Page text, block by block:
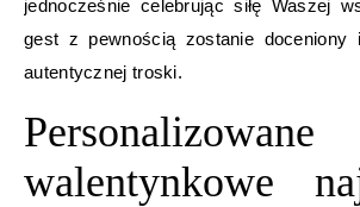
jednocześnie celebrując siłę Waszej
gest z pewnością zostanie doceniony
autentycznej troski.
Personalizowane
walentynkowe